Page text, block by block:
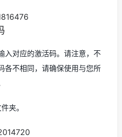
入对应的激活码。请注意，不
各不相同，请确保使用与您所
夹。